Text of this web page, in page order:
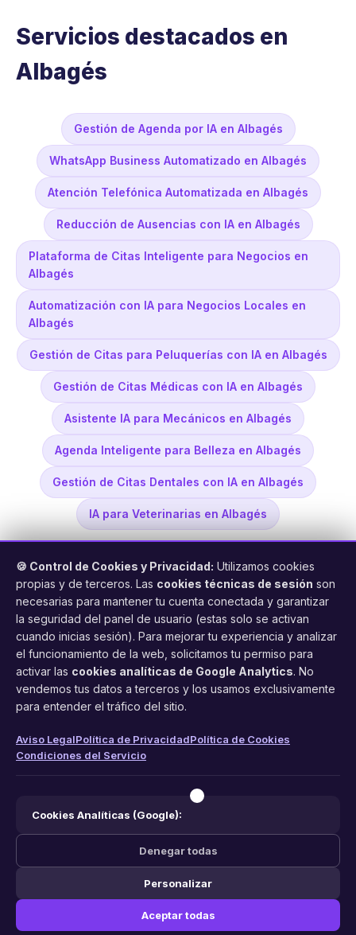
Servicios destacados en
Albagés
Gestión de Agenda por IA en Albagés
WhatsApp Business Automatizado en Albagés
Atención Telefónica Automatizada en Albagés
Reducción de Ausencias con IA en Albagés
Plataforma de Citas Inteligente para Negocios en
Albagés
Automatización con IA para Negocios Locales en
Albagés
Gestión de Citas para Peluquerías con IA en Albagés
Gestión de Citas Médicas con IA en Albagés
Asistente IA para Mecánicos en Albagés
Agenda Inteligente para Belleza en Albagés
Gestión de Citas Dentales con IA en Albagés
IA para Veterinarias en Albagés
FacilCita
Asistente inteligente de citas por teléfono y WhatsApp.
Gestión profesional de agenda con IA para tu negocio.
Funciones
Aviso Legal
© 2026 FacilCita — Un servicio dePC64 Servicios Informaticos.
Hecho con ❤️ en España.
🍪 Control de Cookies y Privacidad: Utilizamos cookies
propias y de terceros. Las cookies técnicas de sesión son
necesarias para mantener tu cuenta conectada y garantizar
la seguridad del panel de usuario (estas solo se activan
cuando inicias sesión). Para mejorar tu experiencia y analizar
el funcionamiento de la web, solicitamos tu permiso para
activar las cookies analíticas de Google Analytics. No
vendemos tus datos a terceros y los usamos exclusivamente
para entender el tráfico del sitio.
Aviso LegalPolítica de PrivacidadPolítica de Cookies
Condiciones del Servicio
Cookies Analíticas (Google):
Denegar todas
Personalizar
Aceptar todas